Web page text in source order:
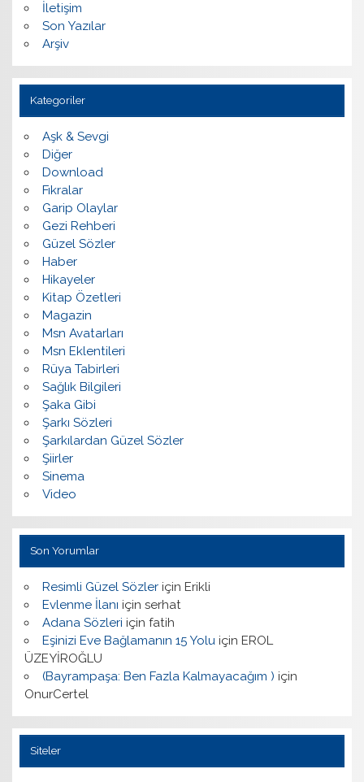
İletişim
Son Yazılar
Arşiv
Kategoriler
Aşk & Sevgi
Diğer
Download
Fıkralar
Garip Olaylar
Gezi Rehberi
Güzel Sözler
Haber
Hikayeler
Kitap Özetleri
Magazin
Msn Avatarları
Msn Eklentileri
Rüya Tabirleri
Sağlık Bilgileri
Şaka Gibi
Şarkı Sözleri
Şarkılardan Güzel Sözler
Şiirler
Sinema
Video
Son Yorumlar
Resimli Güzel Sözleriçin Erikli
Evlenme İlanı için serhat
Adana Sözleri için fatih
Eşinizi Eve Bağlamanın 15 Yoluiçin EROL
ÜZEYİROĞLU
(Bayrampaşa: Ben Fazla Kalmayacağım ) için
OnurCertel
Siteler